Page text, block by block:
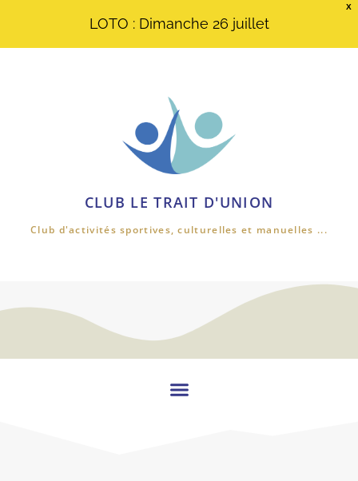
X
LOTO : Dimanche 26 juillet
CLUB LE TRAIT D'UNION
Club d'activités sportives, culturelles et manuelles ...